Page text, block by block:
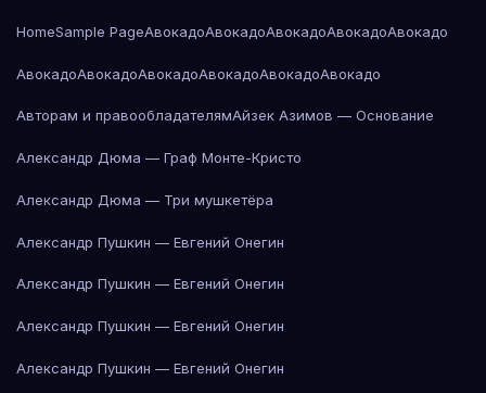
HomeSample PageАвокадоАвокадоАвокадоАвокадоАвокадо
АвокадоАвокадоАвокадоАвокадоАвокадоАвокадо
Авторам и правообладателямАйзек Азимов — Основание
Александр Дюма — Граф Монте-Кристо
Александр Дюма — Три мушкетёра
Александр Пушкин — Евгений Онегин
Александр Пушкин — Евгений Онегин
Александр Пушкин — Евгений Онегин
Александр Пушкин — Евгений Онегин